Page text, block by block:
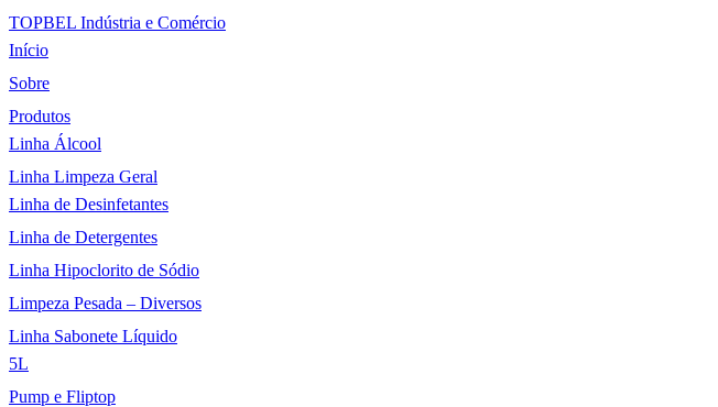
TOPBEL Indústria e Comércio
Início
Sobre
Produtos
Linha Álcool
Linha Limpeza Geral
Linha de Desinfetantes
Linha de Detergentes
Linha Hipoclorito de Sódio
Limpeza Pesada – Diversos
Linha Sabonete Líquido
5L
Pump e Fliptop